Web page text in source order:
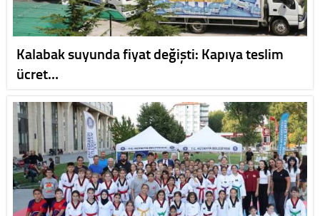
Kalabak suyunda fiyat değişti: Kapıya teslim
ücret…